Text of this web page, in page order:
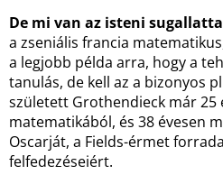
De mi van az isteni
a zseniális francia
a legjobb példa arra, hogy a
tanulás, de kell az a bizonyos
született Grothendieck már 25
matematikából, és 38 évesen
Oscarját, a Fields-érmet
felfedezéseiért.